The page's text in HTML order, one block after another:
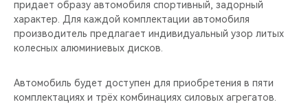
придает образу автомобиля спортивный, задорный
характер. Для каждой комплектации автомобиля
производитель предлагает индивидуальный узор литых
колесных алюминиевых дисков.
Автомобиль будет доступен для приобретения в пяти
комплектациях и трёх комбинациях силовых агрегатов.